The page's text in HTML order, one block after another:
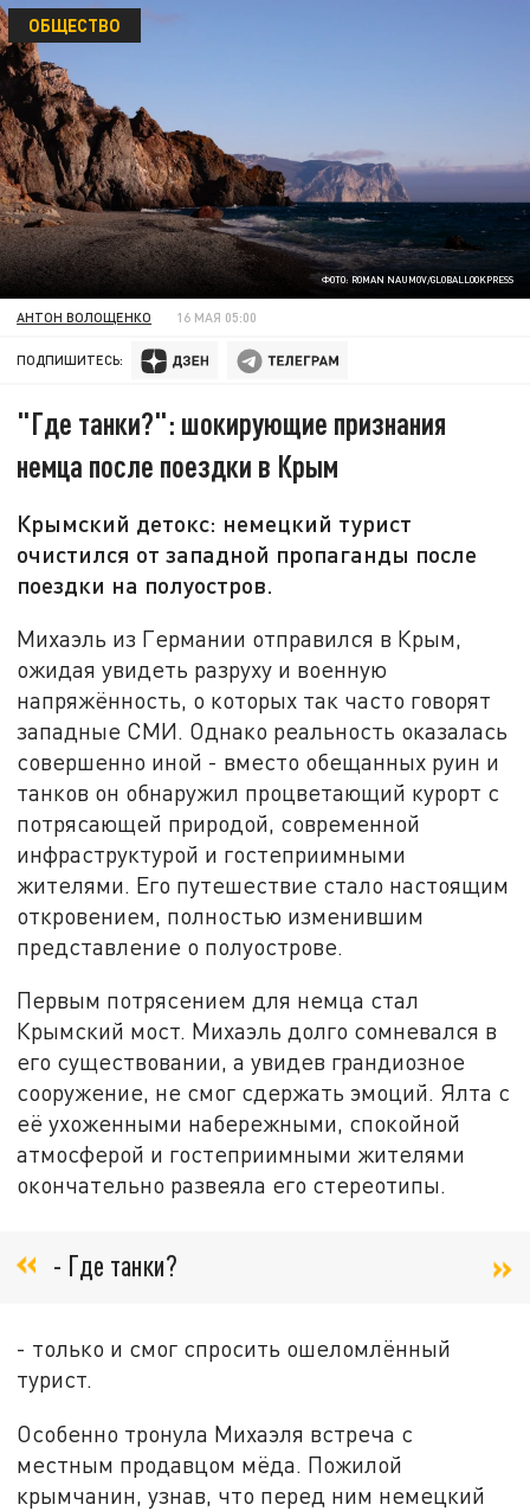
ФОТО: ROMAN NAUMOV/GLOBALLOOKPRESS
ОБЩЕСТВО
АНТОН ВОЛОЩЕНКО 16 МАЯ 05:00
ПОДПИШИТЕСЬ:
"Где танки?": шокирующие признания
немца после поездки в Крым
Крымский детокс: немецкий турист
очистился от западной пропаганды после
поездки на полуостров.
Михаэль из Германии отправился в Крым,
ожидая увидеть разруху и военную
напряжённость, о которых так часто говорят
западные СМИ. Однако реальность оказалась
совершенно иной - вместо обещанных руин и
танков он обнаружил процветающий курорт с
потрясающей природой, современной
инфраструктурой и гостеприимными
жителями. Его путешествие стало настоящим
откровением, полностью изменившим
представление о полуострове.
Первым потрясением для немца стал
Крымский мост. Михаэль долго сомневался в
его существовании, а увидев грандиозное
сооружение, не смог сдержать эмоций. Ялта с
её ухоженными набережными, спокойной
атмосферой и гостеприимными жителями
окончательно развеяла его стереотипы.
- Где танки?
- только и смог спросить ошеломлённый
турист.
Особенно тронула Михаэля встреча с
местным продавцом мёда. Пожилой
крымчанин, узнав, что перед ним немецкий